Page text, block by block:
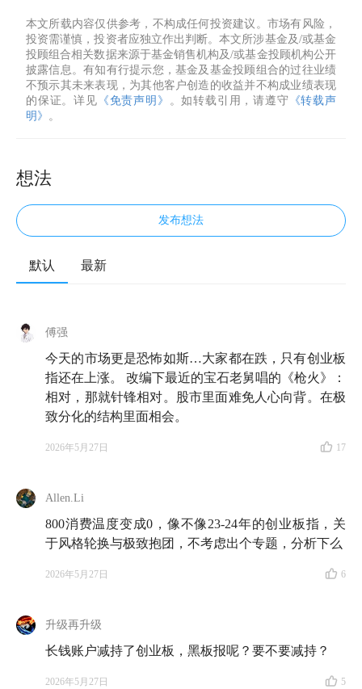
本文所载内容仅供参考，不构成任何投资建议。市场有风险，
投资需谨慎，投资者应独立作出判断。本文所涉基金及/或基金
投顾组合相关数据来源于基金销售机构及/或基金投顾机构公开
披露信息。有知有行提示您，基金及基金投顾组合的过往业绩
不预示其未来表现，为其他客户创造的收益并不构成业绩表现
的保证。详见 《免责声明》 。如转载引用，请遵守
《转载声
明》
。
想法
发布想法
默认 最新
傅强
今天的市场更是恐怖如斯…大家都在跌，只有创业板
指还在上涨。 改编下最近的宝石老舅唱的《枪火》：
相对，那就针锋相对。股市里面难免人心向背。在极
致分化的结构里面相会。
2026年5月27日 17
Allen.Li
800消费温度变成0，像不像23-24年的创业板指，关
于风格轮换与极致抱团，不考虑出个专题，分析下么
2026年5月27日 6
升级再升级
长钱账户减持了创业板，黑板报呢？要不要减持？
2026年5月27日 5